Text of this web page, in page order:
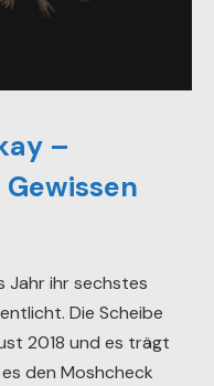
–
Jahr ihr sechstes
Die Scheibe
2018 und es trägt
den Moshcheck